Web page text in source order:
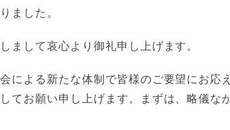
ました。
まして哀心より御礼申し上げます。
による新たな体制で皆様のご要望にお応
てお願い申し上げます。まずは、略儀な